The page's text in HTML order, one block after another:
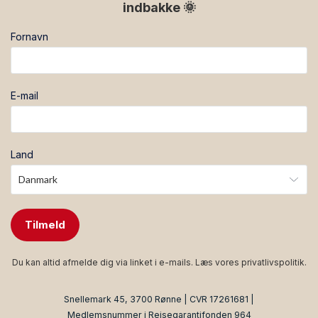
indbakke 🌞
Fornavn
E-mail
Land
Tilmeld
Du kan altid afmelde dig via linket i e-mails. Læs vores privatlivspolitik.
Snellemark 45, 3700 Rønne | CVR 17261681 |
Medlemsnummer i Rejsegarantifonden 964